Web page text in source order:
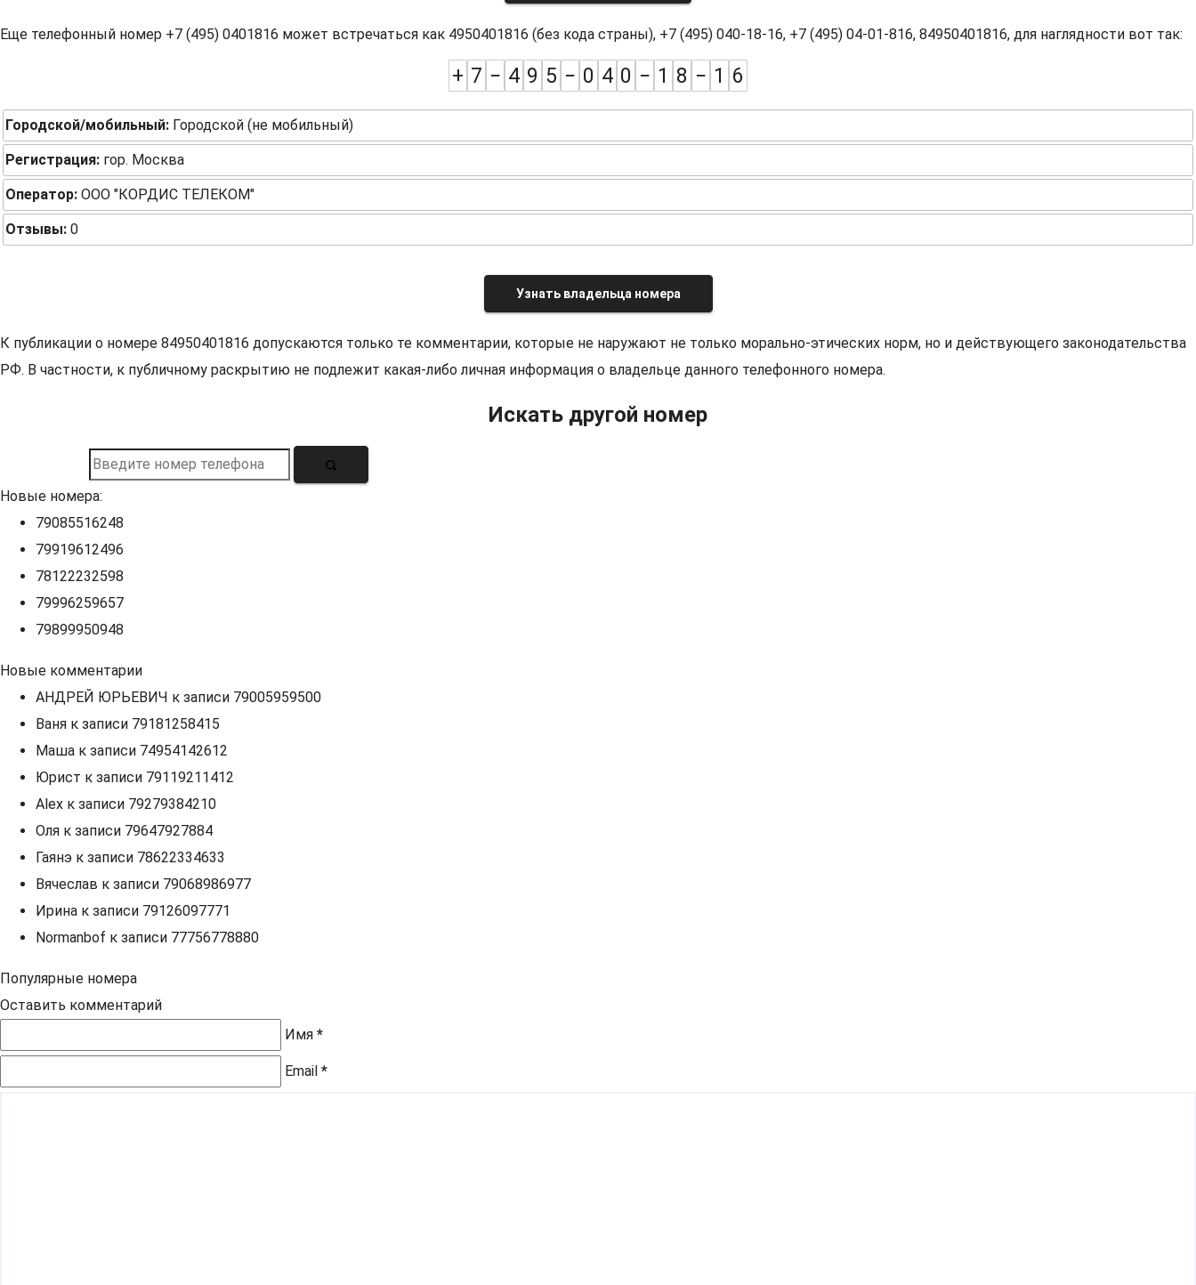
Еще телефонный номер +7 (495) 0401816 может встречаться как 4950401816 (без кода страны), +7 (495) 040-18-16, +7 (495) 04-01-816, 84950401816, для наглядности вот так:
+ 7 − 4 9 5 − 0 4 0 − 1 8 − 1 6
Городской/мобильный: Городской (не мобильный)
Регистрация: гор. Москва
Оператор: ООО "КОРДИС ТЕЛЕКОМ"
Отзывы: 0
Узнать владельца номера
К публикации о номере 84950401816 допускаются только те комментарии, которые не наружают не только морально-этических норм, но и действующего законодательства
РФ. В частности, к публичному раскрытию не подлежит какая-либо личная информация о владельце данного телефонного номера.
Искать другой номер
Новые номера:
79085516248
79919612496
78122232598
79996259657
79899950948
Новые комментарии
АНДРЕЙ ЮРЬЕВИЧ к записи 79005959500
Ваня к записи 79181258415
Маша к записи 74954142612
Юрист к записи 79119211412
Alex к записи 79279384210
Оля к записи 79647927884
Гаянэ к записи 78622334633
Вячеслав к записи 79068986977
Ирина к записи 79126097771
Normanbof к записи 77756778880
Популярные номера
Оставить комментарий
Имя *
Email *